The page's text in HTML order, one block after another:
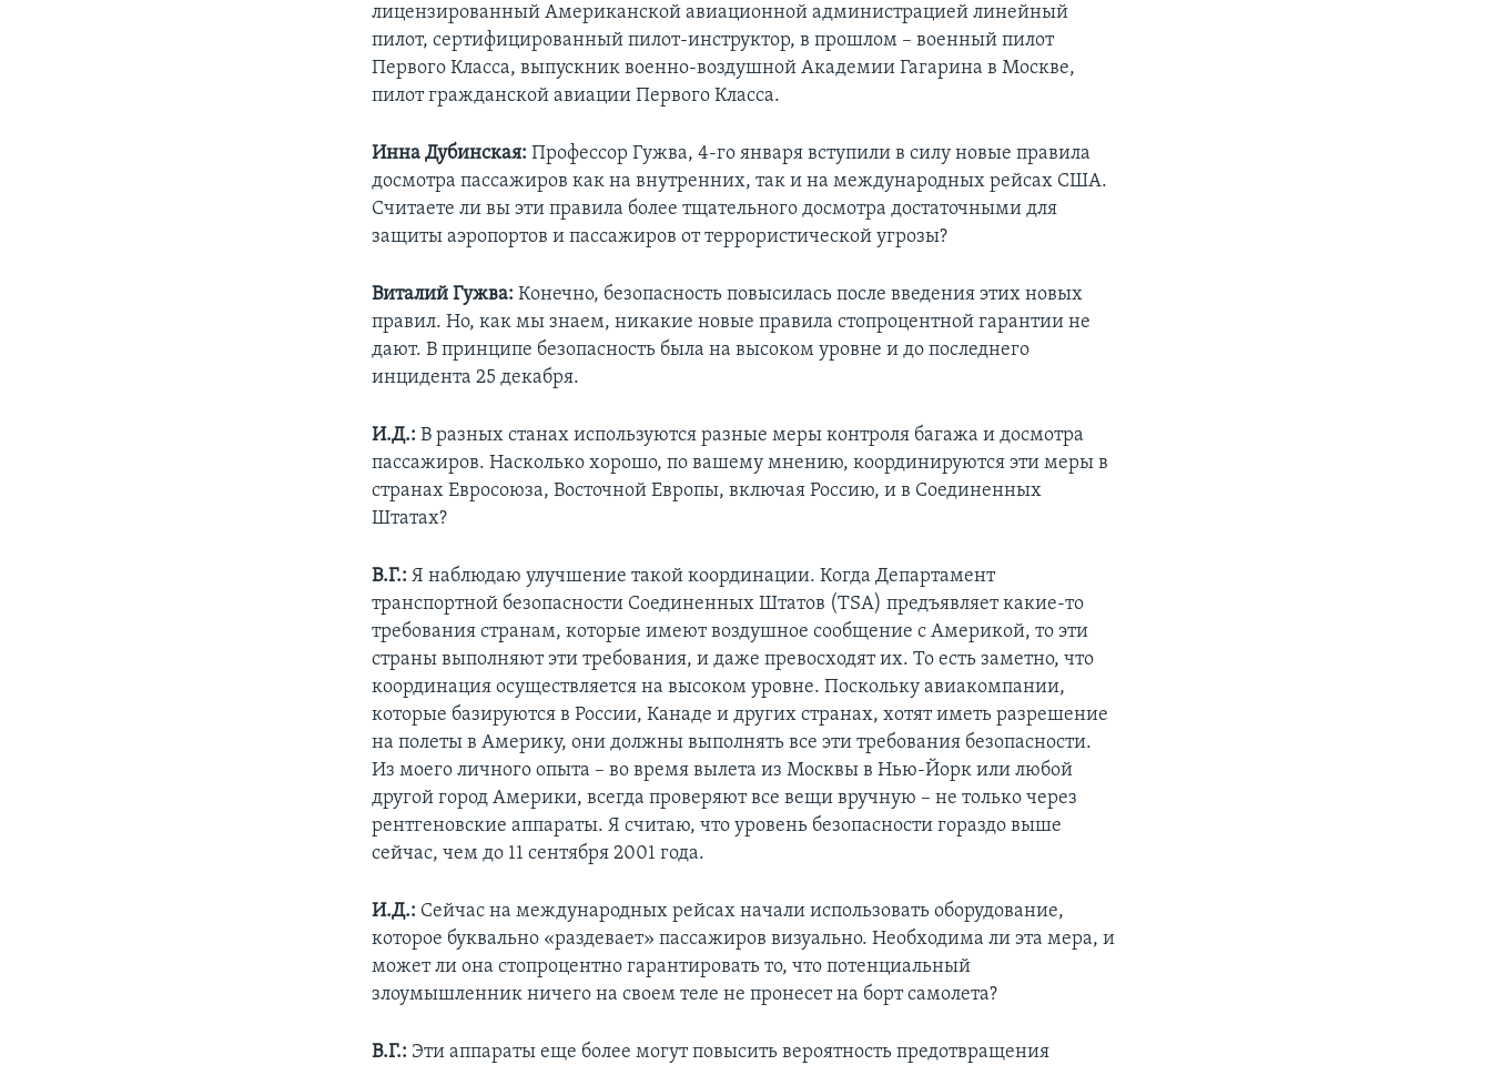
лицензированный Американской авиационной администрацией линейный
пилот, сертифицированный пилот-инструктор, в прошлом – военный пилот
Первого Класса, выпускник военно-воздушной Академии Гагарина в Москве,
пилот гражданской авиации Первого Класса.
Инна Дубинская: Профессор Гужва, 4-го января вступили в силу новые правила
досмотра пассажиров как на внутренних, так и на международных рейсах США.
Считаете ли вы эти правила более тщательного досмотра достаточными для
защиты аэропортов и пассажиров от террористической угрозы?
Виталий Гужва: Конечно, безопасность повысилась после введения этих новых
правил. Но, как мы знаем, никакие новые правила стопроцентной гарантии не
дают. В принципе безопасность была на высоком уровне и до последнего
инцидента 25 декабря.
И.Д.: В разных станах используются разные меры контроля багажа и досмотра
пассажиров. Насколько хорошо, по вашему мнению, координируются эти меры в
странах Евросоюза, Восточной Европы, включая Россию, и в Соединенных
Штатах?
В.Г.: Я наблюдаю улучшение такой координации. Когда Департамент
транспортной безопасности Соединенных Штатов (TSA) предъявляет какие-то
требования странам, которые имеют воздушное сообщение с Америкой, то эти
страны выполняют эти требования, и даже превосходят их. То есть заметно, что
координация осуществляется на высоком уровне. Поскольку авиакомпании,
которые базируются в России, Канаде и других странах, хотят иметь разрешение
на полеты в Америку, они должны выполнять все эти требования безопасности.
Из моего личного опыта – во время вылета из Москвы в Нью-Йорк или любой
другой город Америки, всегда проверяют все вещи вручную – не только через
рентгеновские аппараты. Я считаю, что уровень безопасности гораздо выше
сейчас, чем до 11 сентября 2001 года.
И.Д.: Сейчас на международных рейсах начали использовать оборудование,
которое буквально «раздевает» пассажиров визуально. Необходима ли эта мера, и
может ли она стопроцентно гарантировать то, что потенциальный
злоумышленник ничего на своем теле не пронесет на борт самолета?
В.Г.: Эти аппараты еще более могут повысить вероятность предотвращения